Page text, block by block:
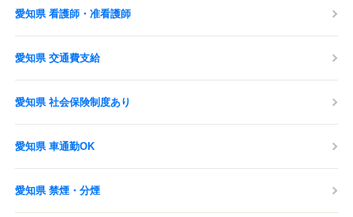
愛知県 看護師・准看護師
愛知県 交通費支給
愛知県 社会保険制度あり
愛知県 車通勤OK
愛知県 禁煙・分煙